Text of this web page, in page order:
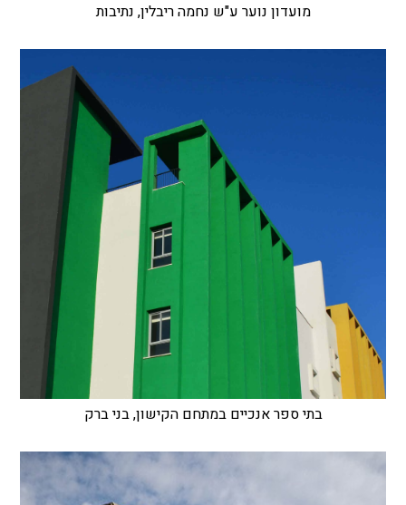
מועדון נוער ע"ש נחמה ריבלין, נתיבות
בתי ספר אנכיים במתחם הקישון, בני ברק